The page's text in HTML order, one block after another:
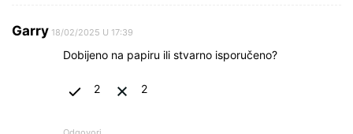
Garry 18/02/2025 U 17:39
Dobijeno na papiru ili stvarno isporučeno?
2 2